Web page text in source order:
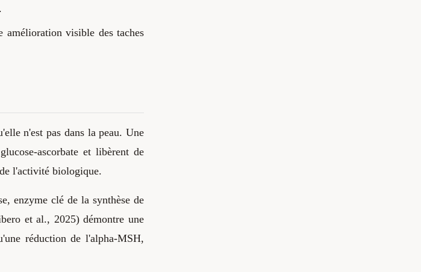
visible des taches
n'est pas dans la peau. Une
ascorbate et libèrent de
l'activité biologique.
enzyme clé de la synthèse de
et al., 2025) démontre une
réduction de l'alpha-MSH,